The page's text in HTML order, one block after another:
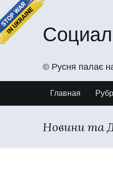
©️ Русня палає на
Главная
Новини та